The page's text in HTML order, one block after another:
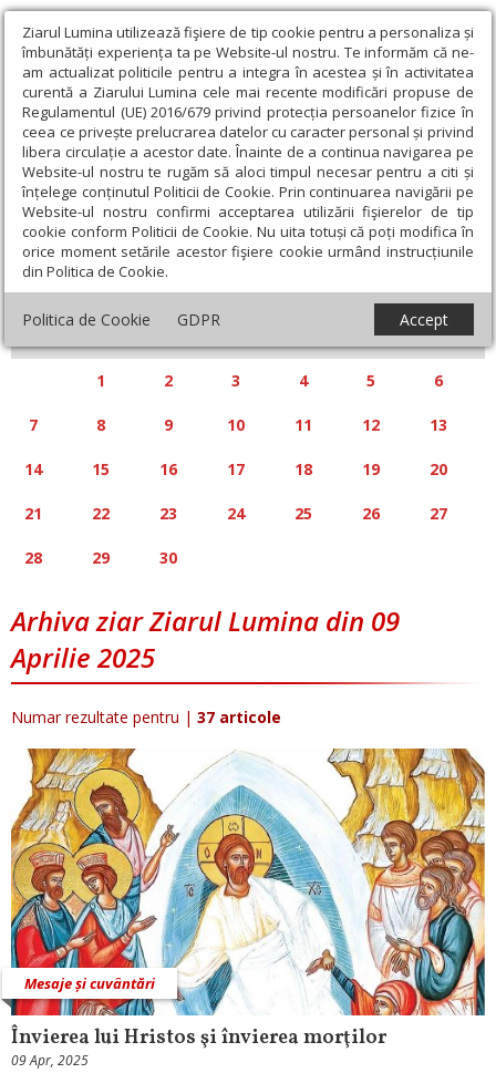
Ziarul Lumina utilizează fişiere de tip cookie pentru a personaliza și
îmbunătăți experiența ta pe Website-ul nostru. Te informăm că ne-
am actualizat politicile pentru a integra în acestea și în activitatea
curentă a Ziarului Lumina cele mai recente modificări propuse de
Regulamentul (UE) 2016/679 privind protecția persoanelor fizice în
ceea ce privește prelucrarea datelor cu caracter personal și privind
libera circulație a acestor date. Înainte de a continua navigarea pe
Website-ul nostru te rugăm să aloci timpul necesar pentru a citi și
înțelege conținutul Politicii de Cookie. Prin continuarea navigării pe
Website-ul nostru confirmi acceptarea utilizării fişierelor de tip
cookie conform Politicii de Cookie. Nu uita totuși că poți modifica în
orice moment setările acestor fişiere cookie urmând instrucțiunile
din Politica de Cookie.
Politica de Cookie GDPR Accept
Calendar articole
« »
APRILIE 2025
S D
1 2 3 4 5 6
7 8 9 10 11 12 13
14 15 16 17 18 19 20
21 22 23 24 25 26 27
28 29 30
Arhiva ziar Ziarul Lumina din 09
Aprilie 2025
Numar rezultate pentru | 37 articole
Mesaje și cuvântări
Învierea lui Hristos şi învierea morţilor
09 Apr, 2025